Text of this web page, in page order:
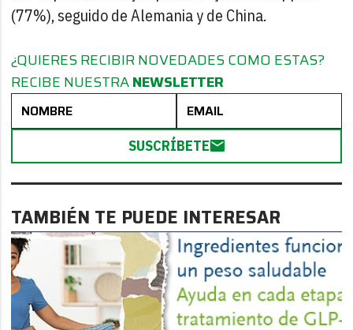
(77%), seguido de Alemania y de China.
¿QUIERES RECIBIR NOVEDADES COMO ESTAS?
RECIBE NUESTRANEWSLETTER
SUSCRÍBETE
TAMBIÉN TE PUEDE INTERESAR